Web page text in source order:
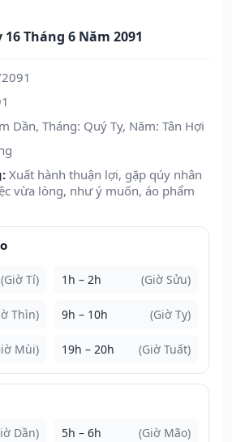
Tháng 6 Năm 2091
Dần, Tháng: Quý Tỵ, Năm: Tân Hợi
Xuất hành thuận lợi, gặp qúy nhân
vừa lòng, như ý muốn, áo phẩm
(Giờ Tí) 1h – 2h (Giờ Sửu)
Thìn) 9h – 10h (Giờ Tỵ)
Mùi) 19h – 20h (Giờ Tuất)
Dần) 5h – 6h (Giờ Mão)